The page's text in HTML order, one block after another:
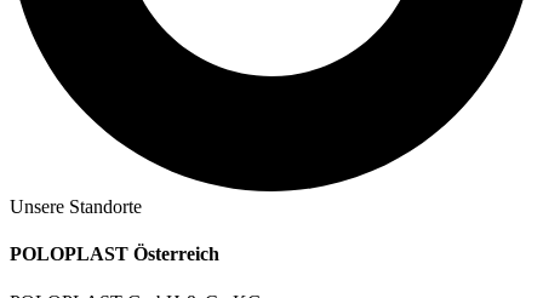
Unsere Standorte
POLOPLAST Österreich